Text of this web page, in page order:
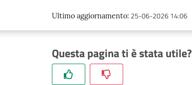
Ultimo aggiornamento: 25-06-2026 14:06
Questa pagina ti è stata utile?